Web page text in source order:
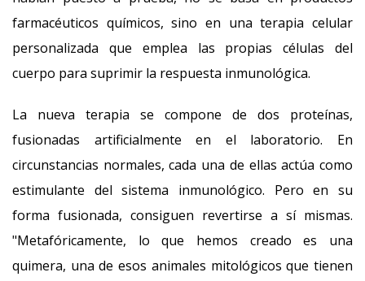
farmacéuticos químicos, sino en una terapia celular
personalizada que emplea las propias células del
cuerpo para suprimir la respuesta inmunológica.
La nueva terapia se compone de dos proteínas,
fusionadas artificialmente en el laboratorio. En
circunstancias normales, cada una de ellas actúa como
estimulante del sistema inmunológico. Pero en su
forma fusionada, consiguen revertirse a sí mismas.
"Metafóricamente, lo que hemos creado es una
quimera, una de esos animales mitológicos que tienen